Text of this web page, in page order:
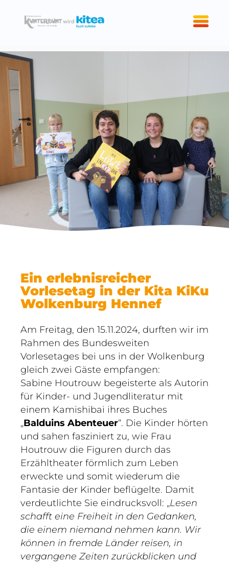
Ein erlebnisreicher
Vorlesetag in der Kita KiKu
Wolkenburg Hennef
Am Freitag, den 15.11.2024, durften wir im
Rahmen des Bundesweiten
Vorlesetages bei uns in der Wolkenburg
gleich zwei Gäste empfangen:
Sabine Houtrouw begeisterte als Autorin
für Kinder- und Jugendliteratur mit
einem Kamishibai ihres Buches
„Balduins Abenteuer“. Die Kinder hörten
und sahen fasziniert zu, wie Frau
Houtrouw die Figuren durch das
Erzähltheater förmlich zum Leben
erweckte und somit wiederum die
Fantasie der Kinder beflügelte. Damit
verdeutlichte Sie eindrucksvoll: „Lesen
schafft eine Freiheit in den Gedanken,
die einem niemand nehmen kann. Wir
können in fremde Länder reisen, in
vergangene Zeiten zurückblicken und